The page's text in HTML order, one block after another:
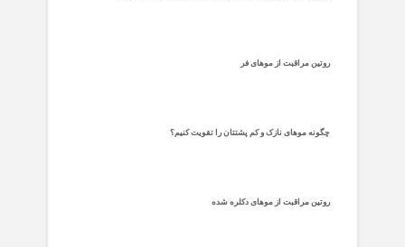
روتین مراقبت از موهای فر
چگونه موهای نازک و کم پشتتان را تقویت کنیم؟
روتین مراقبت از موهای دکلره شده